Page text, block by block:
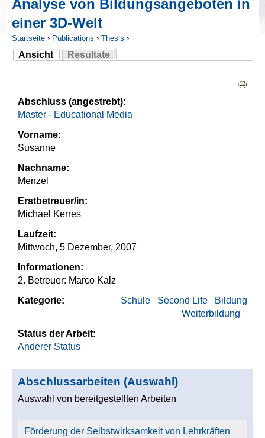
Analyse von Bildungsangeboten in
einer 3D-Welt
Sie sind hier
Startseite › Publications › Thesis ›
Ansicht
(aktiver Reiter)
Resultate
Abschluss (angestrebt):
Master - Educational Media
Vorname:
Susanne
Nachname:
Menzel
Erstbetreuer/in:
Michael Kerres
Laufzeit:
Mittwoch, 5 Dezember, 2007
Informationen:
2. Betreuer: Marco Kalz
Kategorie:
Bildung
Second Life
Schule
Weiterbildung
Status der Arbeit:
Anderer Status
Abschlussarbeiten (Auswahl)
Auswahl von bereitgestellten Arbeiten
Förderung der Selbstwirksamkeit von Lehrkräften